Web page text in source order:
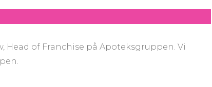
Head of Franchise på Apoteksgruppen. Vi